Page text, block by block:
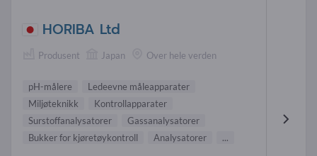
HORIBA Ltd
Produsent Japan Over hele verden
pH-målere
Ledeevne måleapparater
Miljøteknikk
Kontrollapparater
Surstoffanalysatorer
Gassanalysatorer
Bukker for kjøretøykontroll
Analysatorer ...